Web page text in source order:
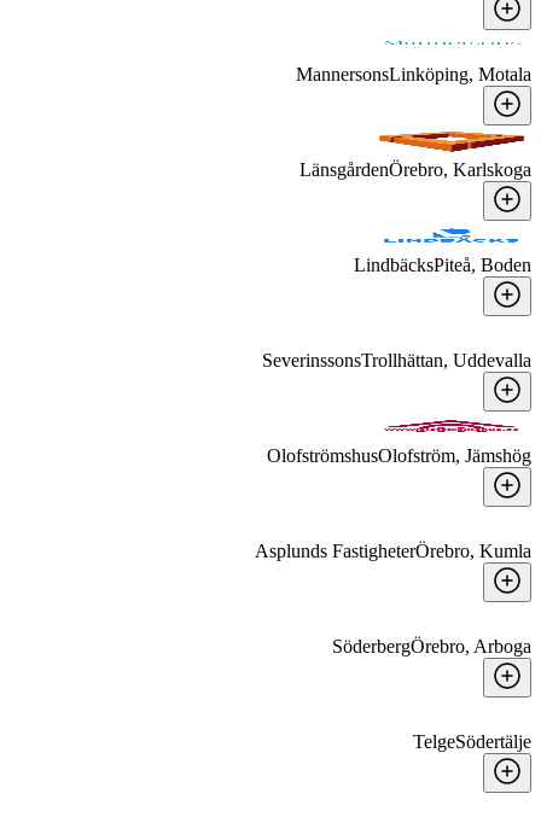
MannersonsLinköping, Motala
LänsgårdenÖrebro, Karlskoga
LindbäcksPiteå, Boden
SeverinssonsTrollhättan, Uddevalla
OlofströmshusOlofström, Jämshög
Asplunds FastigheterÖrebro, Kumla
SöderbergÖrebro, Arboga
TelgeSödertälje